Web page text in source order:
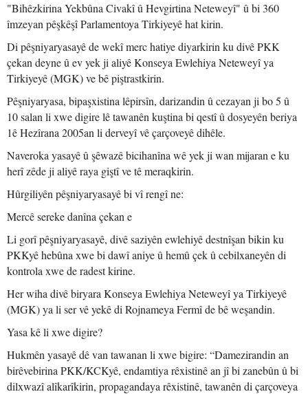
"Bihêzkirina Yekbûna Civakî û Hevgirtina Neteweyî" û bi 360
îmzeyan pêşkêşî Parlamentoya Tirkiyeyê hat kirin.
Di pêşniyaryasayê de wekî merc hatiye diyarkirin ku divê PKK
çekan deyne û ev yek ji aliyê Konseya Ewlehiya Neteweyî ya
Tirkiyeyê (MGK) ve bê piştrastkirin.
Pêşniyaryasa, bipaşxistina lêpirsîn, darizandin û cezayan ji bo 5 û
10 salan li xwe digire lê tawanên kuştina bi qestî û dosyeyên beriya
1ê Hezîrana 2005an li derveyî vê çarçoveyê dihêle.
Naveroka yasayê û şêwazê bicihanîna wê yek ji wan mijaran e ku
herî zêde ji aliyê raya giştî ve tê meraqkirin.
Hûrgiliyên pêşniyaryasayê bi vî rengî ne:
Mercê sereke danîna çekan e
Li gorî pêşniyaryasayê, divê saziyên ewlehiyê destnîşan bikin ku
PKKyê hebûna xwe bi dawî aniye û hemû çek û cebilxaneyên di
kontrola xwe de radest kirine.
Her wiha divê biryara Konseya Ewlehiya Neteweyî ya Tirkiyeyê
(MGK) ya li ser vê yekê di Rojnameya Fermî de bê weşandin.
Yasa kê li xwe digire?
Hukmên yasayê dê van tawanan li xwe bigire: “Damezirandin an
birêvebirina PKK/KCKyê, endamtiya rêxistinê an jî bi zanebûn û bi
dilxwazî alîkarîkirin, propagandaya rêxistinê, tawanên di çarçoveya